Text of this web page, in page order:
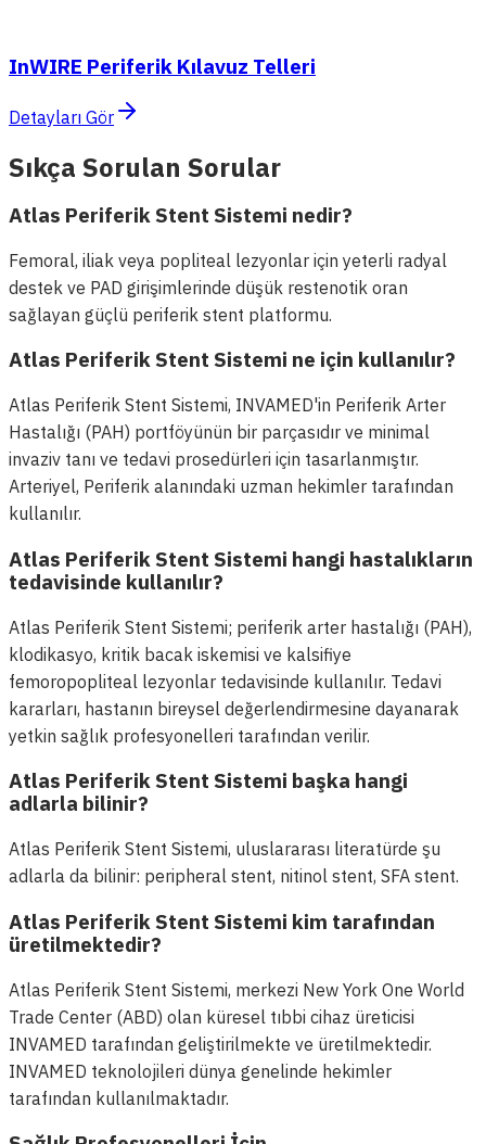
InWIRE Periferik Kılavuz Telleri
Detayları Gör
Sıkça Sorulan Sorular
Atlas Periferik Stent Sistemi nedir?
Femoral, iliak veya popliteal lezyonlar için yeterli radyal
destek ve PAD girişimlerinde düşük restenotik oran
sağlayan güçlü periferik stent platformu.
Atlas Periferik Stent Sistemi ne için kullanılır?
Atlas Periferik Stent Sistemi, INVAMED'in Periferik Arter
Hastalığı (PAH) portföyünün bir parçasıdır ve minimal
invaziv tanı ve tedavi prosedürleri için tasarlanmıştır.
Arteriyel, Periferik alanındaki uzman hekimler tarafından
kullanılır.
Atlas Periferik Stent Sistemi hangi hastalıkların
tedavisinde kullanılır?
Atlas Periferik Stent Sistemi; periferik arter hastalığı (PAH),
klodikasyo, kritik bacak iskemisi ve kalsifiye
femoropopliteal lezyonlar tedavisinde kullanılır. Tedavi
kararları, hastanın bireysel değerlendirmesine dayanarak
yetkin sağlık profesyonelleri tarafından verilir.
Atlas Periferik Stent Sistemi başka hangi
adlarla bilinir?
Atlas Periferik Stent Sistemi, uluslararası literatürde şu
adlarla da bilinir: peripheral stent, nitinol stent, SFA stent.
Atlas Periferik Stent Sistemi kim tarafından
üretilmektedir?
Atlas Periferik Stent Sistemi, merkezi New York One World
Trade Center (ABD) olan küresel tıbbi cihaz üreticisi
INVAMED tarafından geliştirilmekte ve üretilmektedir.
INVAMED teknolojileri dünya genelinde hekimler
tarafından kullanılmaktadır.